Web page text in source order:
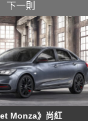
下一則
Monza》尚紅